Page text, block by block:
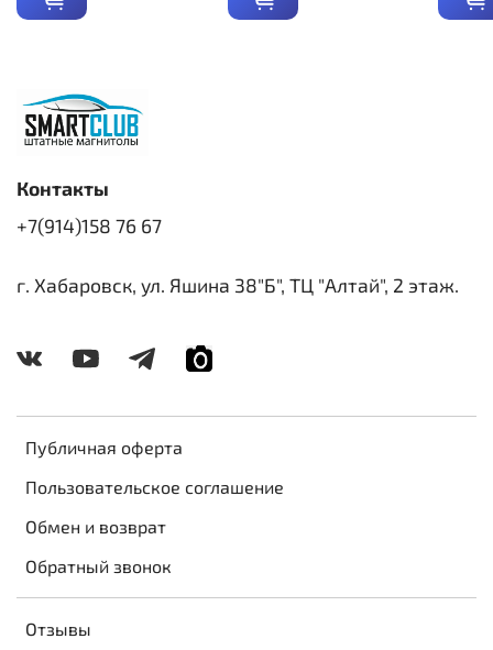
Публичная оферта
Пользовательское соглашение
Обмен и возврат
Обратный звонок
Отзывы
Контакты
+7(914)158 76 67
г. Хабаровск, ул. Яшина 38"Б", ТЦ "Алтай", 2 этаж.